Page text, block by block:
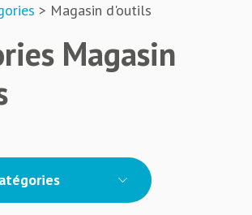
> Magasin d'outils
Magasin